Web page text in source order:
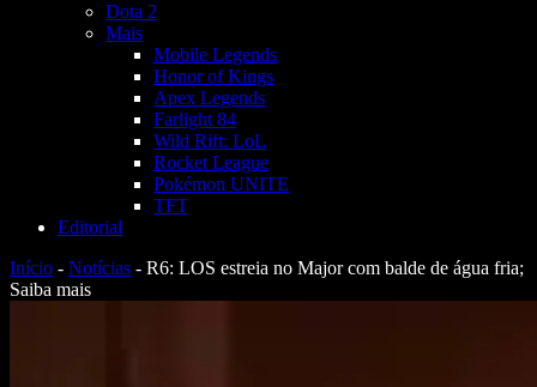
Dota 2
Mais
Mobile Legends
Honor of Kings
Apex Legends
Farlight 84
Wild Rift: LoL
Rocket League
Pokémon UNITE
TFT
Editorial
Início - Notícias - R6: LOS estreia no Major com balde de água fria;
Saiba mais